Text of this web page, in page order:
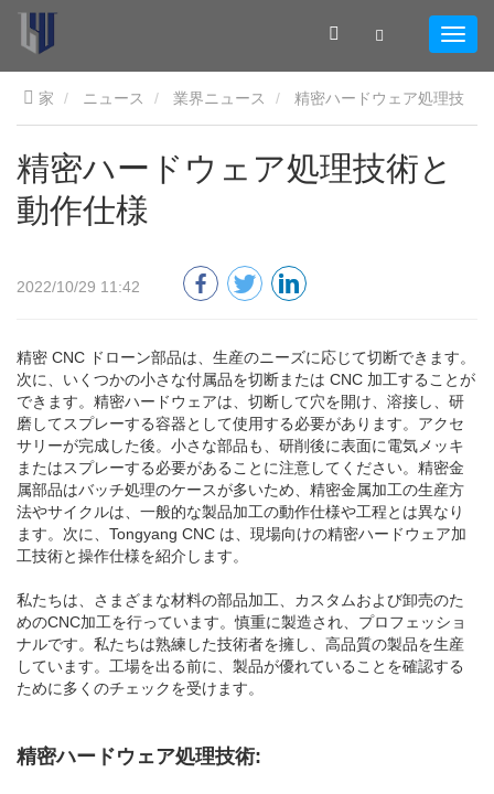
家 ニュース 業界ニュース
術と動作仕様
精密ハードウェア処理技術と
動作仕様
2022/10/29 11:42
精密 CNC ドローン部品は、生産のニーズに応じて切断できます。
次に、いくつかの小さな付属品を切断または CNC 加工することが
できます。精密ハードウェアは、切断して穴を開け、溶接し、研
磨してスプレーする容器として使用する必要があります。アクセ
サリーが完成した後。小さな部品も、研削後に表面に電気メッキ
またはスプレーする必要があることに注意してください。精密金
属部品はバッチ処理のケースが多いため、精密金属加工の生産方
法やサイクルは、一般的な製品加工の動作仕様や工程とは異なり
ます。次に、Tongyang CNC は、現場向けの精密ハードウェア加
工技術と操作仕様を紹介します。
私たちは、さまざまな材料の部品加工、カスタムおよび卸売のた
めのCNC加工を行っています。慎重に製造され、プロフェッショ
ナルです。私たちは熟練した技術者を擁し、高品質の製品を生産
しています。工場を出る前に、製品が優れていることを確認する
ために多くのチェックを受けます。
精密ハードウェア処理技術: